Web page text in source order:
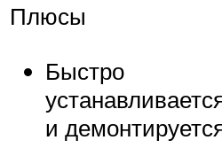
Плюсы
Быстро
и